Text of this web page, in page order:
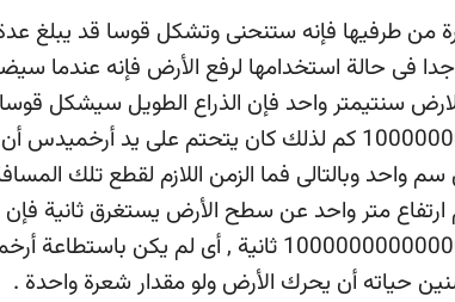
طرفيها فإنه ستنحنى وتشكل قوسا قد يبلغ
جدا فى حالة استخدامها لرفع الأرض فإنه عندما
سنتيمتر واحد فإن الذراع الطويل سيشكل
الكونى طوله 1000000000000000000 كم لذلك كان يتحتم على يد
واحد وبالتالى فما الزمن اللازم لقطع تلك
لجسم وزنه 60 كجم ارتفاع متر واحد عن سطح الأرض يستغرق ثانية
الكرة الأرضية هو 1000000000000000000000 ثانية , أى لم
حياته أن يحرك الأرض ولو مقدار شعرة واحدة .